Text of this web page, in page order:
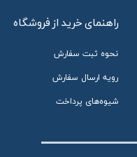
راهنمای خرید از فروشگاه
نحوه ثبت سفارش
رویه ارسال سفارش
شیوه‌های پرداخت